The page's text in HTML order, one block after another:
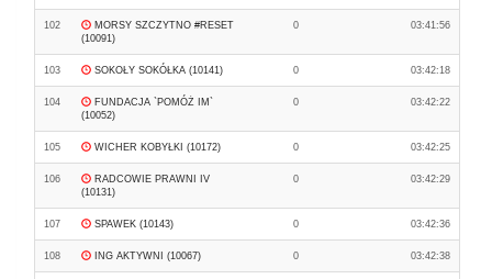
102
MORSY SZCZYTNO #RESET
(10091)
0 03:41:56
103 SOKOŁY SOKÓŁKA (10141) 0 03:42:18
104
FUNDACJA `POMÓŻ IM`
(10052)
0 03:42:22
105 WICHER KOBYŁKI (10172) 0 03:42:25
106
RADCOWIE PRAWNI IV
(10131)
0 03:42:29
107 SPAWEK (10143) 0 03:42:36
108 ING AKTYWNI (10067) 0 03:42:38